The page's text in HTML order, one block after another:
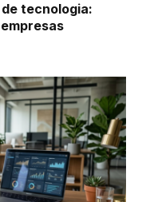
tecnologia: